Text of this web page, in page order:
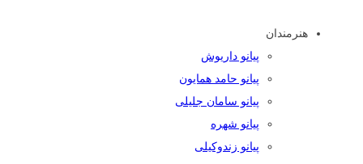
هنرمندان
پیانو داریوش
پیانو حامد همایون
پیانو سامان جلیلی
پیانو شهره
پیانو زندوکیلی